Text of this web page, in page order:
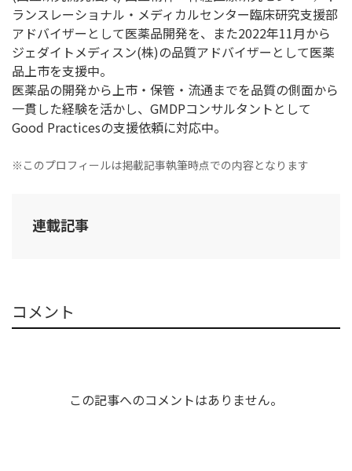
ランスレーショナル・メディカルセンター臨床研究支援部
アドバイザーとして医薬品開発を、また2022年11月から
ジェダイトメディスン(株)の品質アドバイザーとして医薬
品上市を支援中。
医薬品の開発から上市・保管・流通までを品質の側面から
一貫した経験を活かし、GMDPコンサルタントとして
Good Practicesの支援依頼に対応中。
※このプロフィールは掲載記事執筆時点での内容となります
連載記事
コメント
この記事へのコメントはありません。